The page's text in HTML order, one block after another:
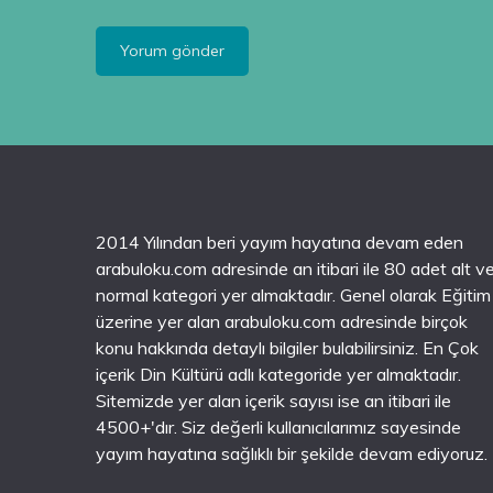
2014 Yılından beri yayım hayatına devam eden
arabuloku.com adresinde an itibari ile 80 adet alt
normal kategori yer almaktadır. Genel olarak Eğitim
üzerine yer alan arabuloku.com adresinde birçok
konu hakkında detaylı bilgiler bulabilirsiniz. En Çok
içerik Din Kültürü adlı kategoride yer almaktadır.
Sitemizde yer alan içerik sayısı ise an itibari ile
4500+'dır. Siz değerli kullanıcılarımız sayesinde
yayım hayatına sağlıklı bir şekilde devam ediyoruz.